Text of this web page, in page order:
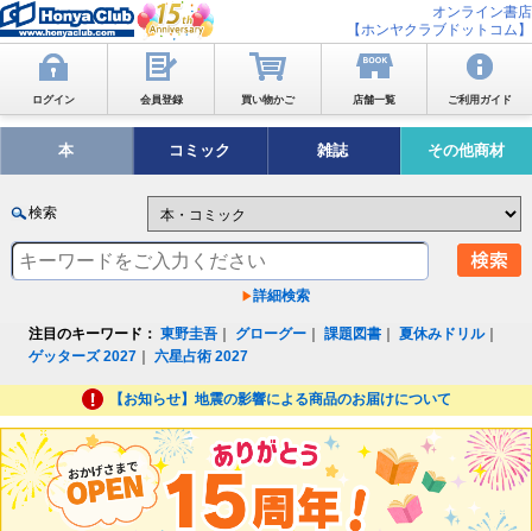
オンライン書店
【ホンヤクラブドットコム】
ログイン 会員登録 買い物かご 店舗一覧 ご利用ガイド
本 コミック 雑誌 その他商材
検索
詳細検索
注目のキーワード： 東野圭吾 グローグー ｜課題図書 ｜夏休みドリル｜
ゲッターズ 2027 ｜六星占術 2027
【お知らせ】地震の影響による商品のお届けについて